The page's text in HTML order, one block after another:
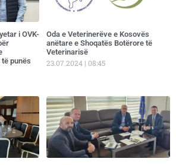
i OVK-
punës
Oda e Veterinerëve e Kosovës
anëtare e Shoqatës Botërore të
Veterinarisë
23.07.2024 08:45